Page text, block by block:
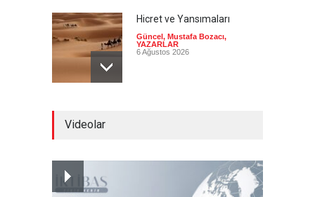
Hicret ve Yansımaları
Güncel , Mustafa Bozacı,
YAZARLAR
6 Ağustos 2026
Videolar